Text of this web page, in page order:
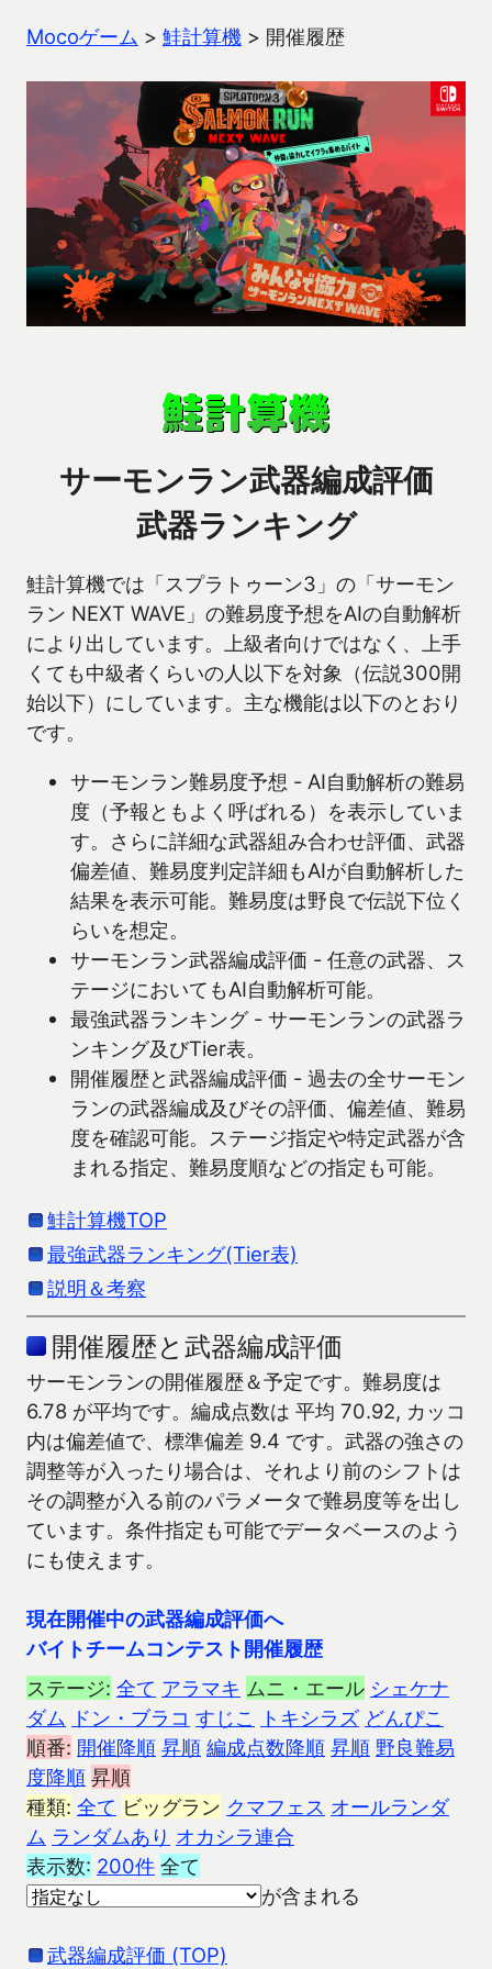
Mocoゲーム > 鮭計算機 > 開催履歴
サーモンラン武器編成評価
武器ランキング
鮭計算機では「スプラトゥーン3」の「サーモン
ラン NEXT WAVE」の難易度予想をAIの自動解析
により出しています。上級者向けではなく、上手
くても中級者くらいの人以下を対象（伝説300開
始以下）にしています。主な機能は以下のとおり
です。
サーモンラン難易度予想 - AI自動解析の難易
度（予報ともよく呼ばれる）を表示していま
す。さらに詳細な武器組み合わせ評価、武器
偏差値、難易度判定詳細もAIが自動解析した
結果を表示可能。難易度は野良で伝説下位く
らいを想定。
サーモンラン武器編成評価 - 任意の武器、ス
テージにおいてもAI自動解析可能。
最強武器ランキング - サーモンランの武器ラ
ンキング及びTier表。
開催履歴と武器編成評価 - 過去の全サーモン
ランの武器編成及びその評価、偏差値、難易
度を確認可能。ステージ指定や特定武器が含
まれる指定、難易度順などの指定も可能。
鮭計算機TOP
最強武器ランキング(Tier表)
説明＆考察
開催履歴と武器編成評価
サーモンランの開催履歴＆予定です。難易度は
6.78 が平均です。編成点数は 平均 70.92, カッコ
内は偏差値で、標準偏差 9.4 です。武器の強さの
調整等が入ったり場合は、それより前のシフトは
その調整が入る前のパラメータで難易度等を出し
ています。条件指定も可能でデータベースのよう
にも使えます。
現在開催中の武器編成評価へ
バイトチームコンテスト開催履歴
ステージ: 全て アラマキ ムニ・エール シェケナ
ダム ドン・ブラコ すじこ トキシラズ どんぴこ
順番: 開催降順 昇順 編成点数降順 昇順 野良難易
度降順 昇順
種類: 全て ビッグラン クマフェス オールランダ
ム ランダムあり オカシラ連合
表示数: 200件 全て
が含まれる
武器編成評価 (TOP)